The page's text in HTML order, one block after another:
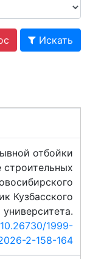
Искать
отбойки
Кузбасского
университета.
10.26730/1999-
2-158-164